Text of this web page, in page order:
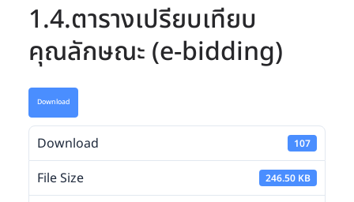
1.4.ตารางเปรียบเทียบ
คุณลักษณะ (e-bidding)
Download
Download 107
File Size 246.50 KB